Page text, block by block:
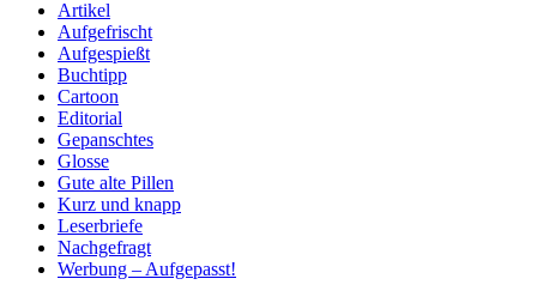
Artikel
Aufgefrischt
Aufgespießt
Buchtipp
Cartoon
Editorial
Gepanschtes
Glosse
Gute alte Pillen
Kurz und knapp
Leserbriefe
Nachgefragt
Werbung – Aufgepasst!